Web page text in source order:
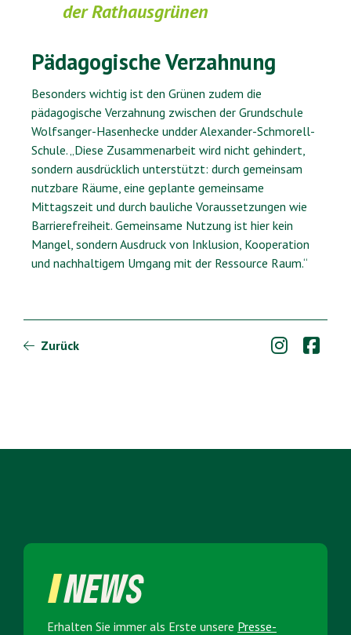
der Rathausgrünen
Pädagogische Verzahnung
Besonders wichtig ist den Grünen zudem die
pädagogische Verzahnung zwischen der Grundschule
Wolfsanger-Hasenhecke undder Alexander-Schmorell-
Schule. „Diese Zusammenarbeit wird nicht gehindert,
sondern ausdrücklich unterstützt: durch gemeinsam
nutzbare Räume, eine geplante gemeinsame
Mittagszeit und durch bauliche Voraussetzungen wie
Barrierefreiheit. Gemeinsame Nutzung ist hier kein
Mangel, sondern Ausdruck von Inklusion, Kooperation
und nachhaltigem Umgang mit der Ressource Raum.“
 Zurück  
NEWS
Erhalten Sie immer als Erste unsere Presse­